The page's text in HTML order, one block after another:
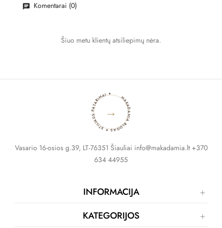
Komentarai (0)
Šiuo metu klientų atsiliepimų nėra.
MAKADAMIA BLOGAS ✦ STILIAUS PATARIMAI ✦
→
Vasario 16-osios g.39, LT-76351 Šiauliai info@makadamia.lt +370
634 44955
INFORMACIJA
KATEGORIJOS